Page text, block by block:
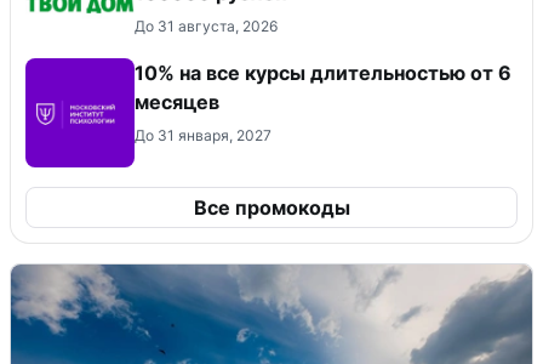
До 31 августа, 2026
10% на все курсы длительностью от 6
месяцев
До 31 января, 2027
Все промокоды